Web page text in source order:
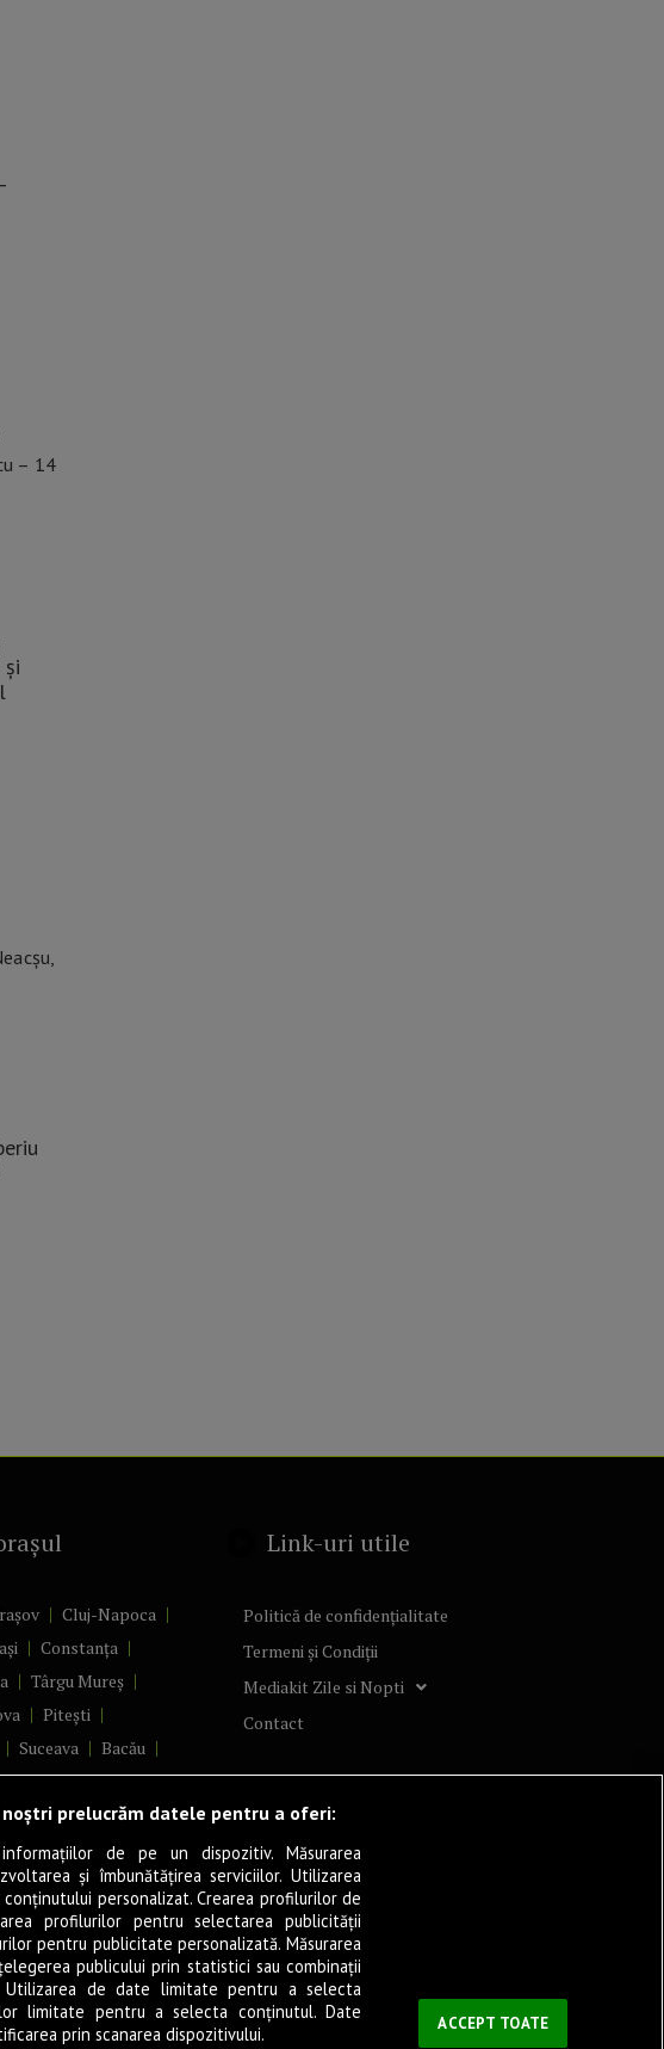
și
Cluj-Napoca
Constanța
Târgu Mureș
Pitești
Suceava
Bacău
Râmnicu Vâlcea
Bistrița
Satu Mare
Deva
Focșani
Jiu
Alexandria
Vaslui
Reșița
Severin
Călărași
Link-uri utile
Politică de confidențialitate
Termeni și Condiții
Mediakit Zile si Nopti
Contact
prelucrăm datele pentru a oferi:
de pe un dispozitiv. Măsurarea
și îmbunătățirea serviciilor. Utilizarea
personalizat. Crearea profilurilor de
profilurilor pentru selectarea publicității
pentru publicitate personalizată. Măsurarea
publicului prin statistici sau combinații
de date limitate pentru a selecta
limitate pentru a selecta conținutul. Date
prin scanarea dispozitivului.
ACCEPT TOATE